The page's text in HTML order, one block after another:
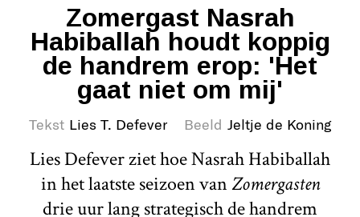
Zomergast Nasrah
Habiballah houdt koppig
de handrem erop: 'Het
gaat niet om mij'
Tekst Lies T. Defever Beeld Jeltje de Koning
Lies Defever ziet hoe Nasrah Habiballah
in het laatste seizoen vanZomergasten
drie uur lang strategisch de handrem